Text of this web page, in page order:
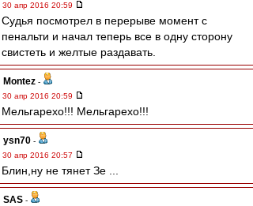
30 апр 2016 20:59
Судья посмотрел в перерыве момент с
пенальти и начал теперь все в одну сторону
свистеть и желтые раздавать.
Montez -
30 апр 2016 20:59
Мельгарехо!!! Мельгарехо!!!
ysn70 -
30 апр 2016 20:57
Блин,ну не тянет Зе ...
SAS -